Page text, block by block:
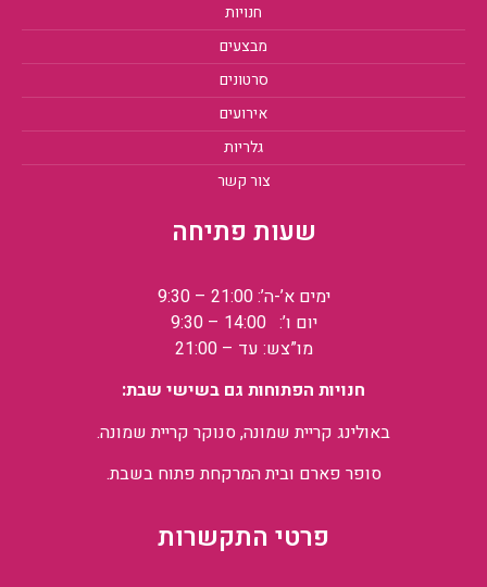
חנויות
מבצעים
סרטונים
אירועים
גלריות
צור קשר
שעות פתיחה
ימים א’-ה’: 21:00 – 9:30
יום ו’: 14:00 – 9:30
מו”צש: עד – 21:00
חנויות הפתוחות גם בשישי שבת:
באולינג קריית שמונה, סנוקר קריית שמונה.
סופר פארם ובית המרקחת פתוח בשבת.
פרטי התקשרות